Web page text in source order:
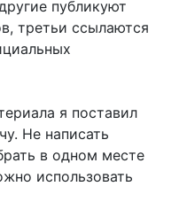
публикуют
третьи ссылаются
я поставил
Не написать
в одном месте
использовать